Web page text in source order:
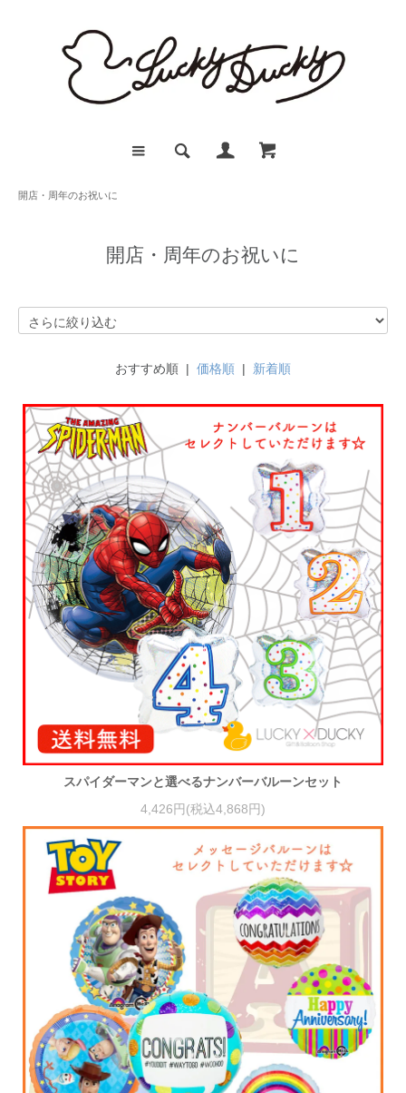
開店・周年のお祝いに
開店・周年のお祝いに
おすすめ順 | 価格順 | 新着順
スパイダーマンと選べるナンバーバルーンセット
4,426円(税込4,868円)